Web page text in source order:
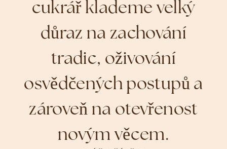
cukrář klademe velký
důraz na zachování
tradic, oživování
osvědčených postupů a
zároveň na otevřenost
novým věcem.